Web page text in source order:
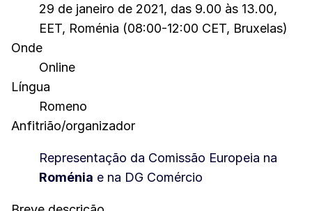
29 de janeiro de 2021, das 9.00 às 13.00,
EET, Roménia (08:00-12:00 CET, Bruxelas)
Onde
Online
Língua
Romeno
Anfitrião/organizador
Representação da Comissão Europeia na
Roménia e na DG Comércio